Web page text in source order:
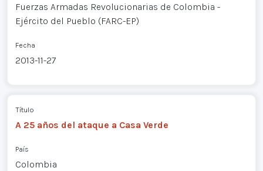
Fuerzas Armadas Revolucionarias de Colombia -
Ejército del Pueblo (FARC-EP)
Fecha
2013-11-27
Título
A 25 años del ataque a Casa Verde
País
Colombia